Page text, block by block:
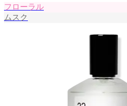
フローラル
ムスク